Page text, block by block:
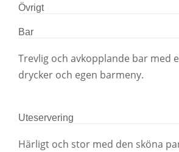
Övrigt
Bar
Trevlig och avkopplande bar med
drycker och egen barmeny.
Uteservering
Härligt och stor med den sköna